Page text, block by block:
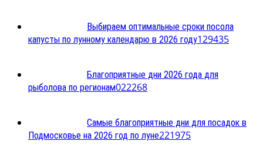
Выбираем оптимальные сроки посола
капусты по лунному календарю в 2026 году129435
Благоприятные дни 2026 года для
рыболова по регионам022268
Самые благоприятные дни для посадок в
Подмосковье на 2026 год по луне221975